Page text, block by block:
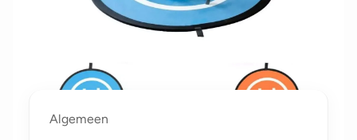
Algemeen